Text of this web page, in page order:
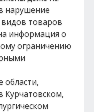
нарушение
товаров
информация о
ограничению
области,
Курчатовском,